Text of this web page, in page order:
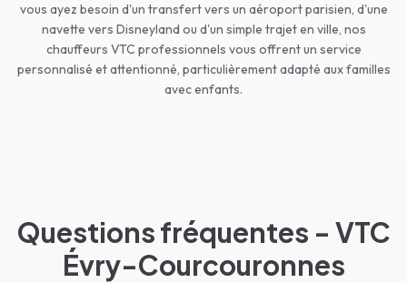
vous ayez besoin d'un transfert vers un aéroport parisien, d'une
navette vers Disneyland ou d'un simple trajet en ville, nos
chauffeurs VTC professionnels vous offrent un service
personnalisé et attentionné, particulièrement adapté aux familles
avec enfants.
Questions fréquentes - VTC
Évry-Courcouronnes